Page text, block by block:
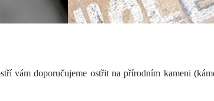
vám doporučujeme ostřit na přírodním kameni